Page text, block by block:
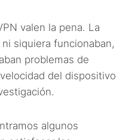
valen la pena. La
siquiera funcionaban,
problemas de
del dispositivo
algunos